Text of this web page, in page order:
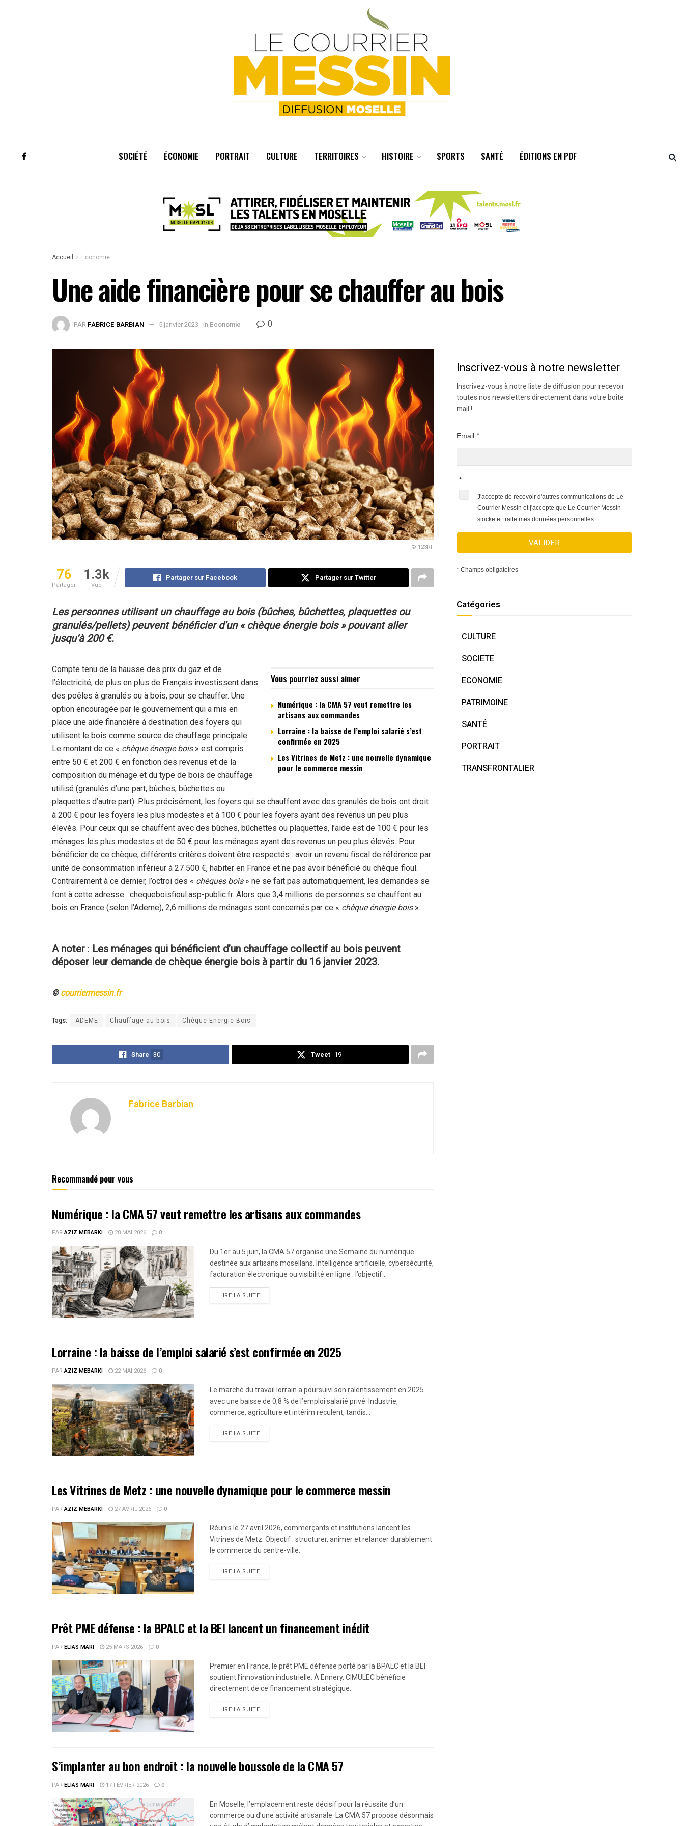
SOCIÉTÉ ÉCONOMIE PORTRAIT CULTURE TERRITOIRES HISTOIRE SPORTS SANTÉ ÉDITIONS EN PDF
Accueil Economie
Une aide financière pour se chauffer au bois
PAR FABRICE BARBIAN 5 janvier 2023 in Economie 0
© 123RF
76
Partager
1.3k
Vue
Partager sur Facebook Partager sur Twitter
Les personnes utilisant un chauffage au bois (bûches, bûchettes, plaquettes ou
granulés/pellets) peuvent bénéficier d’un « chèque énergie bois » pouvant aller
jusqu’à 200 €.
Vous pourriez aussi aimer
Numérique : la CMA 57 veut remettre les
artisans aux commandes
Lorraine : la baisse de l’emploi salarié s’est
confirmée en 2025
Les Vitrines de Metz : une nouvelle dynamique
pour le commerce messin
Compte tenu de la hausse des prix du gaz et de
l’électricité, de plus en plus de Français investissent dans
des poêles à granulés ou à bois, pour se chauffer. Une
option encouragée par le gouvernement qui a mis en
place une aide financière à destination des foyers qui
utilisent le bois comme source de chauffage principale.
Le montant de ce « chèque énergie bois» est compris
entre 50 € et 200 € en fonction des revenus et de la
composition du ménage et du type de bois de chauffage
utilisé (granulés d’une part, bûches, bûchettes ou
plaquettes d’autre part). Plus précisément, les foyers qui se chauffent avec des granulés de bois ont droit
à 200 € pour les foyers les plus modestes et à 100 € pour les foyers ayant des revenus un peu plus
élevés. Pour ceux qui se chauffent avec des bûches, bûchettes ou plaquettes, l’aide est de 100 € pour les
ménages les plus modestes et de 50 € pour les ménages ayant des revenus un peu plus élevés. Pour
bénéficier de ce chèque, différents critères doivent être respectés : avoir un revenu fiscal de référence par
unité de consommation inférieur à 27 500 €, habiter en France et ne pas avoir bénéficié du chèque fioul.
Contrairement à ce dernier, l’octroi des « chèques bois» ne se fait pas automatiquement, les demandes se
font à cette adresse : chequeboisfioul.asp-public.fr. Alors que 3,4 millions de personnes se chauffent au
bois en France (selon l’Ademe), 2,6 millions de ménages sont concernés par ce « chèque énergie bois ».
A noter : Les ménages qui bénéficient d’un chauffage collectif au bois peuvent
déposer leur demande de chèque énergie bois à partir du 16 janvier 2023.
© courriermessin.fr
Tags: ADEME Chauffage au bois Chèque Energie Bois
Share 30 Tweet 19
Fabrice Barbian
Recommandé pour vous
Numérique : la CMA 57 veut remettre les artisans aux commandes
PAR AZIZ MEBARKI 28 MAI 2026 0
Du 1er au 5 juin, la CMA 57 organise une Semaine du numérique
destinée aux artisans mosellans. Intelligence artificielle, cybersécurité,
facturation électronique ou visibilité en ligne : l’objectif...
LIRE LA SUITE
Lorraine : la baisse de l’emploi salarié s’est confirmée en 2025
PAR AZIZ MEBARKI 22 MAI 2026 0
Le marché du travail lorrain a poursuivi son ralentissement en 2025
avec une baisse de 0,8 % de l’emploi salarié privé. Industrie,
commerce, agriculture et intérim reculent, tandis...
LIRE LA SUITE
Les Vitrines de Metz : une nouvelle dynamique pour le commerce messin
PAR AZIZ MEBARKI 27 AVRIL 2026 0
Réunis le 27 avril 2026, commerçants et institutions lancent les
Vitrines de Metz. Objectif : structurer, animer et relancer durablement
le commerce du centre-ville.
LIRE LA SUITE
Prêt PME défense : la BPALC et la BEI lancent un financement inédit
PAR ELIAS MARI 25 MARS 2026 0
Premier en France, le prêt PME défense porté par la BPALC et la BEI
soutient l’innovation industrielle. À Ennery, CIMULEC bénéficie
directement de ce financement stratégique.
LIRE LA SUITE
S’implanter au bon endroit : la nouvelle boussole de la CMA 57
PAR ELIAS MARI 17 FÉVRIER 2026 0
En Moselle, l’emplacement reste décisif pour la réussite d’un
commerce ou d’une activité artisanale. La CMA 57 propose désormais
Inscrivez-vous à notre newsletter
Inscrivez-vous à notre liste de diffusion pour recevoir
toutes nos newsletters directement dans votre boîte
mail !
Email *
*
J'accepte de recevoir d'autres communications de Le
Courrier Messin et j'accepte que Le Courrier Messin
stocke et traite mes données personnelles.
VALIDER
* Champs obligatoires
Catégories
CULTURE
SOCIETE
ECONOMIE
PATRIMOINE
SANTÉ
PORTRAIT
TRANSFRONTALIER